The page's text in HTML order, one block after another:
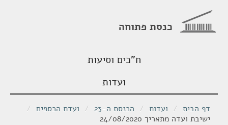
כנסת פתוחה
ח"כים וסיעות
ועדות
דף הבית / ועדות / הכנסת ה-23 / ועדת הכספים /
ישיבת ועדה מתאריך 24/08/2020